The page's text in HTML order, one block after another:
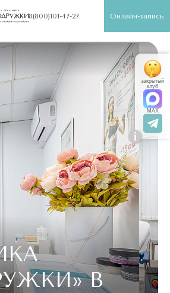
8(800)101-47-27 Онлайн-запись
В
i
закрытый
клуб
MAX